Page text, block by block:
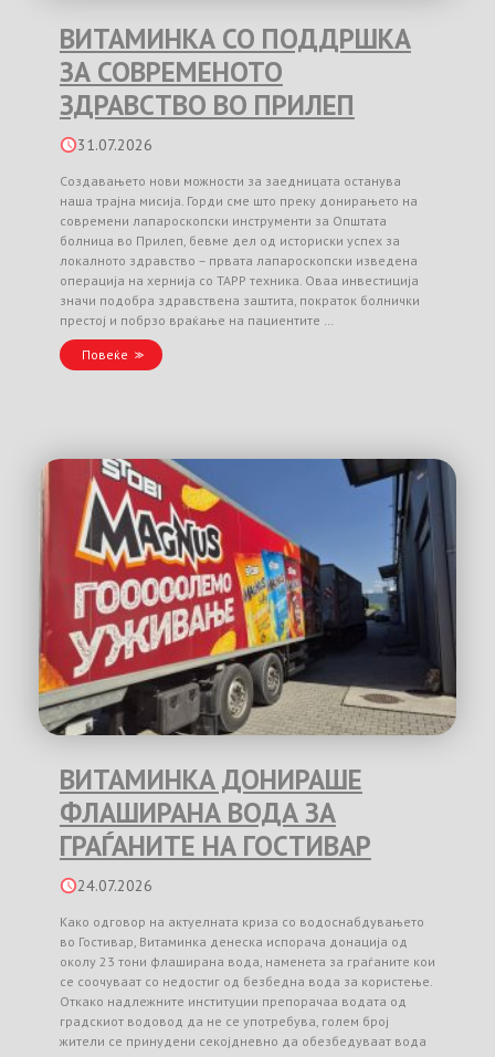
ВИТАМИНКА СО ПОДДРШКА
ЗА СОВРЕМЕНОТО
ЗДРАВСТВО ВО ПРИЛЕП
31.07.2026
Создавањето нови можности за заедницата останува
наша трајна мисија. Горди сме што преку донирањето на
современи лапароскопски инструменти за Општата
болница во Прилеп, бевме дел од историски успех за
локалното здравство – првата лапароскопски изведена
операција на хернија со TAPP техника. Оваа инвестиција
значи подобра здравствена заштита, пократок болнички
престој и побрзо враќање на пациентите …
Повеќе
ВИТАМИНКА ДОНИРАШЕ
ФЛАШИРАНА ВОДА ЗА
ГРАЃАНИТЕ НА ГОСТИВАР
24.07.2026
Како одговор на актуелната криза со водоснабдувањето
во Гостивар, Витаминка денеска испорача донација од
околу 23 тони флаширана вода, наменета за граѓаните кои
се соочуваат со недостиг од безбедна вода за користење.
Откако надлежните институции препорачаа водата од
градскиот водовод да не се употребува, голем број
жители се принудени секојдневно да обезбедуваат вода